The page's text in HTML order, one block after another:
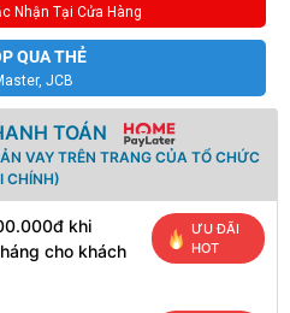
Nhận Tại Cửa Hàng
QUA THẺ
JCB
TOÁN
VAY TRÊN TRANG CỦA TỔ CHỨC
CHÍNH)
khi
cho khách
ƯU ĐÃI
HOT